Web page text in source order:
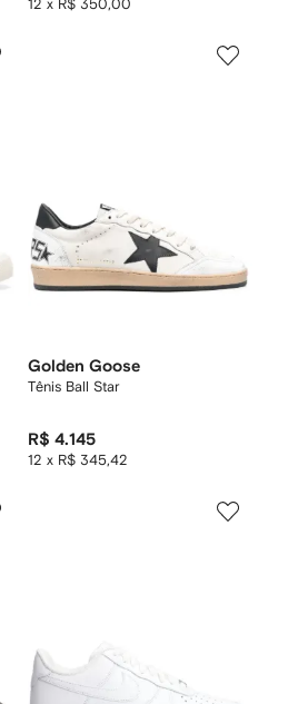
12 x R$ 350,00
Golden Goose
Tênis Ball Star
R$ 4.145
12 x R$ 345,42